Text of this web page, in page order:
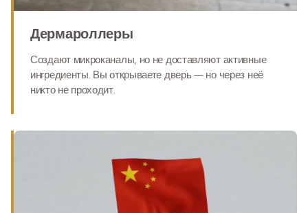
Дермароллеры
Создают микроканалы, но не доставляют активные
ингредиенты. Вы открываете дверь — но через неё
никто не проходит.